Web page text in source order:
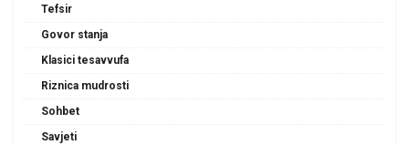
Tefsir
Govor stanja
Klasici tesavvufa
Riznica mudrosti
Sohbet
Savjeti